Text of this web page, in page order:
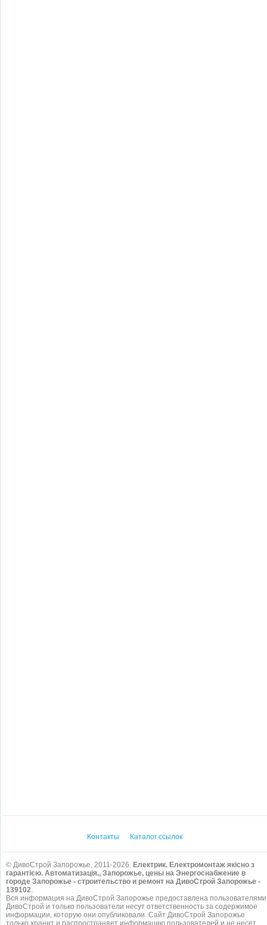
Контакты Каталог ссылок
© ДивоСтрой Запорожье, 2011-2026. Електрик. Електромонтаж якісно з
гарантією. Автоматизація., Запорожье, цены на Энергоснабжение в
городе Запорожье - строительство и ремонт на ДивоСтрой Запорожье -
139102.
Вся информация на ДивоСтрой Запорожье предоставлена пользователями
ДивоСтрой и только пользователи несут ответственность за содержимое
информации, которую они опубликовали. Сайт ДивоСтрой Запорожье